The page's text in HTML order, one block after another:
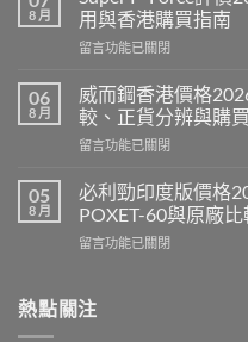
糖
B
群
功
效
2026：
成
效
果、
法
港
8 月
用與香港購買指南
在
P-
Force
評
價
印
度
效
效
留言功能已關閉
06
8 月
威而鋼香港價格
較、正貨分辨與購
在
而
鋼
香
港
2026
留言功能已關閉
05
8 月
必利勁印度版價格
POXET-60與原廠
在
勁
印
留言功能已關閉
熱點關注